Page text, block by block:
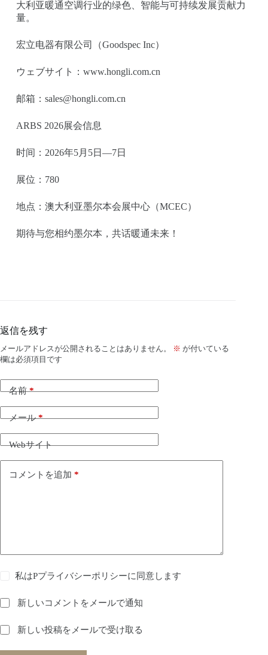
大利亚暖通空调行业的绿色、智能与可持续发展贡献力
量。
宏立电器有限公司（Goodspec Inc）
ウェブサイト：www.hongli.com.cn
邮箱：sales@hongli.com.cn
ARBS 2026展会信息
时间：2026年5月5日—7日
展位：780
地点：澳大利亚墨尔本会展中心（MCEC）
期待与您相约墨尔本，共话暖通未来！
返信を残す
メールアドレスが公開されることはありません。 ※ が付いている
欄は必須項目です
名前*
メール*
Webサイト
コメントを追加 *
私はPプライバシーポリシーに同意します
新しいコメントをメールで通知
新しい投稿をメールで受け取る